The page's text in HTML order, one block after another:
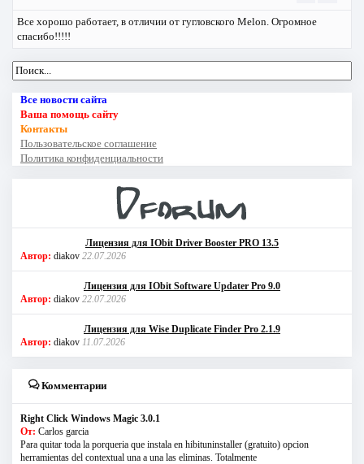
Все хорошо работает, в отличии от гугловского Melon. Огромное
спасибо!!!!!
Все новости сайта
Ваша помощь сайту
Контакты
Пользовательское соглашение
Политика конфиденциальности
Лицензия для IObit Driver Booster PRO 13.5
Автор: diakov 22.07.2026
Лицензия для IObit Software Updater Pro 9.0
Автор: diakov 22.07.2026
Лицензия для Wise Duplicate Finder Pro 2.1.9
Автор: diakov 11.07.2026
Комментарии
Right Click Windows Magic 3.0.1
От: Carlos garcia
Para quitar toda la porqueria que instala en hibituninstaller (gratuito) opcion
herramientas del contextual una a una las eliminas. Totalmente